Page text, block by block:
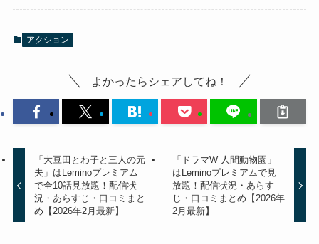
アクション
よかったらシェアしてね！
「大豆田とわ子と三人の元
夫」はLeminoプレミアム
で全10話見放題！配信状
況・あらすじ・口コミまと
め【2026年2月最新】
「ドラマW 人間動物園」
はLeminoプレミアムで見
放題！配信状況・あらす
じ・口コミまとめ【2026年
2月最新】